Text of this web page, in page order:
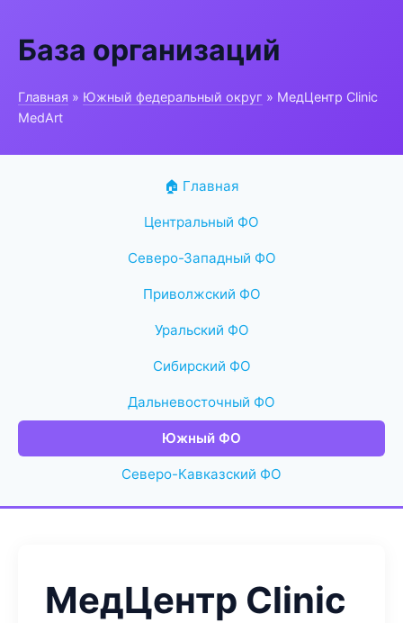
База организаций
Главная » Южный федеральный округ » МедЦентр Clinic
MedArt
🏠 Главная
Центральный ФО
Северо-Западный ФО
Приволжский ФО
Уральский ФО
Сибирский ФО
Дальневосточный ФО
Южный ФО
Северо-Кавказский ФО
МедЦентр Clinic